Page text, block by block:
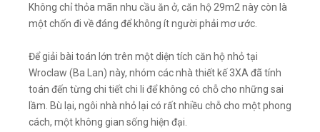
Không chỉ thỏa mãn nhu cầu ăn ở, căn hộ 29m2 này còn là
một chốn đi về đáng để không ít người phải mơ ước.
Để giải bài toán lớn trên một diện tích căn hộ nhỏ tại
Wroclaw (Ba Lan) này, nhóm các nhà thiết kế 3XA đã tính
toán đến từng chi tiết chi li để không có chỗ cho những sai
lầm. Bù lại, ngôi nhà nhỏ lại có rất nhiều chỗ cho một phong
cách, một không gian sống hiện đại.